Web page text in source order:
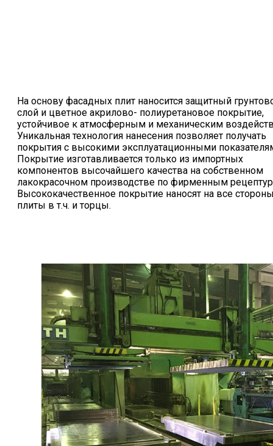
На основу фасадных плит наносится защитный
слой и цветное акрилово- полиуретановое покрытие,
устойчивое к атмосферным и механическим
Уникальная технология нанесения позволяет получать
покрытия с высокими эксплуатационными
Покрытие изготавливается только из импортных
компонентов высочайшего качества на собственном
лакокрасочном производстве по фирменным
Высококачественное покрытие наносят на все
плиты в т.ч. и торцы.